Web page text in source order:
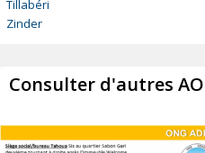
Tillabéri
Zinder
Consulter d'autres AO